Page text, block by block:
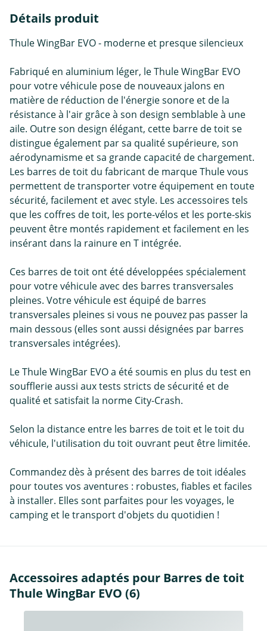
Détails produit
Thule WingBar EVO - moderne et presque silencieux
Fabriqué en aluminium léger, le Thule WingBar EVO
pour votre véhicule pose de nouveaux jalons en
matière de réduction de l'énergie sonore et de la
résistance à l'air grâce à son design semblable à une
aile. Outre son design élégant, cette barre de toit se
distingue également par sa qualité supérieure, son
aérodynamisme et sa grande capacité de chargement.
Les barres de toit du fabricant de marque Thule vous
permettent de transporter votre équipement en toute
sécurité, facilement et avec style. Les accessoires tels
que les coffres de toit, les porte-vélos et les porte-skis
peuvent être montés rapidement et facilement en les
insérant dans la rainure en T intégrée.
Ces barres de toit ont été développées spécialement
pour votre véhicule avec des barres transversales
pleines. Votre véhicule est équipé de barres
transversales pleines si vous ne pouvez pas passer la
main dessous (elles sont aussi désignées par barres
transversales intégrées).
Le Thule WingBar EVO a été soumis en plus du test en
soufflerie aussi aux tests stricts de sécurité et de
qualité et satisfait la norme City-Crash.
Selon la distance entre les barres de toit et le toit du
véhicule, l'utilisation du toit ouvrant peut être limitée.
Commandez dès à présent des barres de toit idéales
pour toutes vos aventures : robustes, fiables et faciles
à installer. Elles sont parfaites pour les voyages, le
camping et le transport d'objets du quotidien !
Accessoires adaptés pour Barres de toit
Thule WingBar EVO (6)